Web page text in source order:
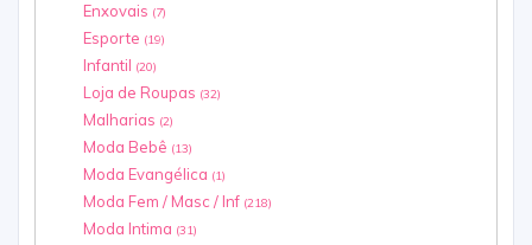
Enxovais (7)
Esporte (19)
Infantil (20)
Loja de Roupas (32)
Malharias (2)
Moda Bebê (13)
Moda Evangélica (1)
Moda Fem / Masc / Inf (218)
Moda Intima (31)